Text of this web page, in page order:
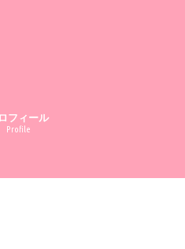
フィール
Profile